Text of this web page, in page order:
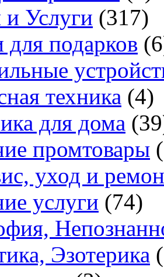
Услуги (317)
для подарков
техника (4)
для дома
промтовары
уход и
услуги (74)
Эзотерика